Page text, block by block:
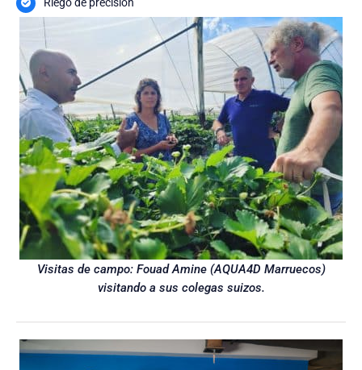
Visitas de campo: Fouad Amine (AQUA4D Marruecos)
visitando a sus colegas suizos.